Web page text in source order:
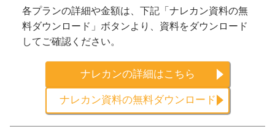
各プランの詳細や金額は、下記「ナレカン資料の無
料ダウンロード」ボタンより、資料をダウンロード
してご確認ください。
ナレカンの詳細はこちら
ナレカン資料の無料ダウンロード